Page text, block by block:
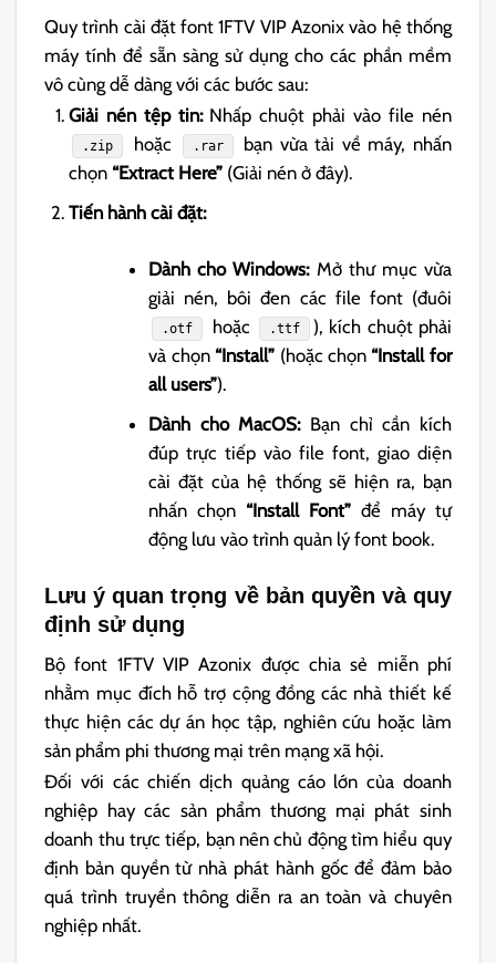
Quy trình cài đặt font 1FTV VIP Azonix vào hệ thống
máy tính để sẵn sàng sử dụng cho các phần mềm
vô cùng dễ dàng với các bước sau:
Giải nén tệp tin:Nhấp chuột phải vào file nén
.zip hoặc .rar
bạn vừa tải về máy, nhấn
chọn “Extract Here” (Giải nén ở đây).
Tiến hành cài đặt:
Dành cho Windows:Mở thư mục vừa
giải nén, bôi đen các file font (đuôi
.otf hoặc .ttf
), kích chuột phải
và chọn “Install” (hoặc chọn “Install for
all users”).
Dành cho MacOS:Bạn chỉ cần kích
đúp trực tiếp vào file font, giao diện
cài đặt của hệ thống sẽ hiện ra, bạn
nhấn chọn “Install Font” để máy tự
động lưu vào trình quản lý font book.
Lưu ý quan trọng về bản quyền và quy
định sử dụng
Bộ font 1FTV VIP Azonix được chia sẻ miễn phí
nhằm mục đích hỗ trợ cộng đồng các nhà thiết kế
thực hiện các dự án học tập, nghiên cứu hoặc làm
sản phẩm phi thương mại trên mạng xã hội.
Đối với các chiến dịch quảng cáo lớn của doanh
nghiệp hay các sản phẩm thương mại phát sinh
doanh thu trực tiếp, bạn nên chủ động tìm hiểu quy
định bản quyền từ nhà phát hành gốc để đảm bảo
quá trình truyền thông diễn ra an toàn và chuyên
nghiệp nhất.